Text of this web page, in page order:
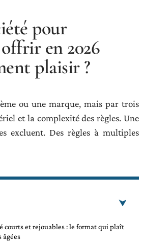
pour
en 2026
plaisir ?
ou une marque, mais par trois
et la complexité des règles. Une
excluent. Des règles à multiples
courts et rejouables : le format qui plaît
âgées